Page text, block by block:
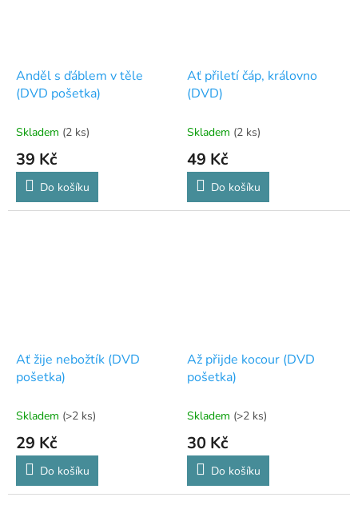
Anděl s ďáblem v těle
(DVD pošetka)
Skladem (2 ks)
39 Kč
Do košíku
Ať přiletí čáp, královno
(DVD)
Skladem (2 ks)
49 Kč
Do košíku
Ať žije nebožtík (DVD
pošetka)
Skladem (>2 ks)
29 Kč
Do košíku
Až přijde kocour (DVD
pošetka)
Skladem (>2 ks)
30 Kč
Do košíku